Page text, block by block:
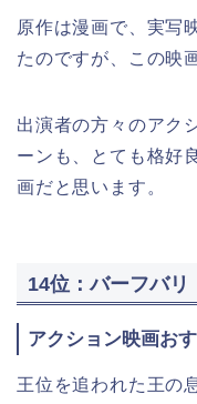
原作は漫画で、実写
たのですが、この映
出演者の方々のアク
ーンも、とても格好
画だと思います。
14位：バーフバリ
アクション映画お
王位を追われた王の